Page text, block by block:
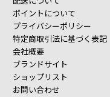
ポイントについて
プライバシーポリシー
特定商取引法に基づく表記
会社概要
ブランドサイト
ショップリスト
お問い合わせ